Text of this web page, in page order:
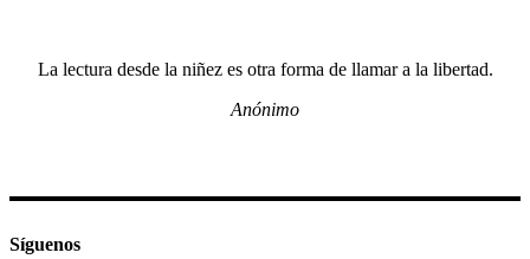
La lectura desde la niñez es otra forma de llamar a la libertad.
Anónimo
Síguenos